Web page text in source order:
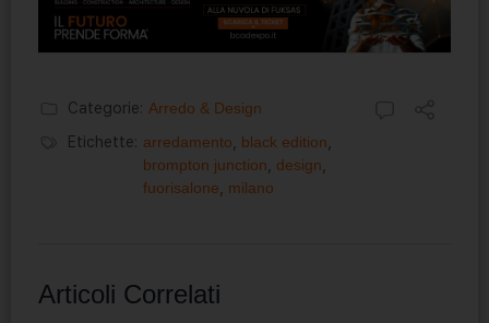
Categorie: Arredo & Design
Etichette: arredamento black edition
brompton junction
design
fuorisalone
milano
Articoli Correlati